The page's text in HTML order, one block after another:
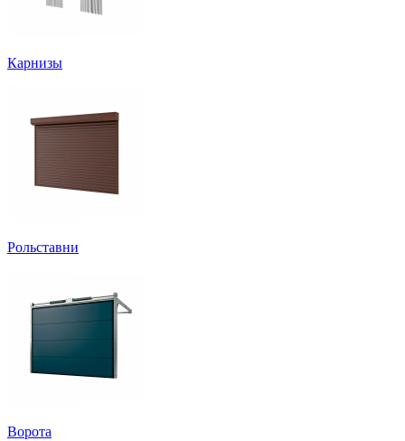
Карнизы
Рольставни
Ворота